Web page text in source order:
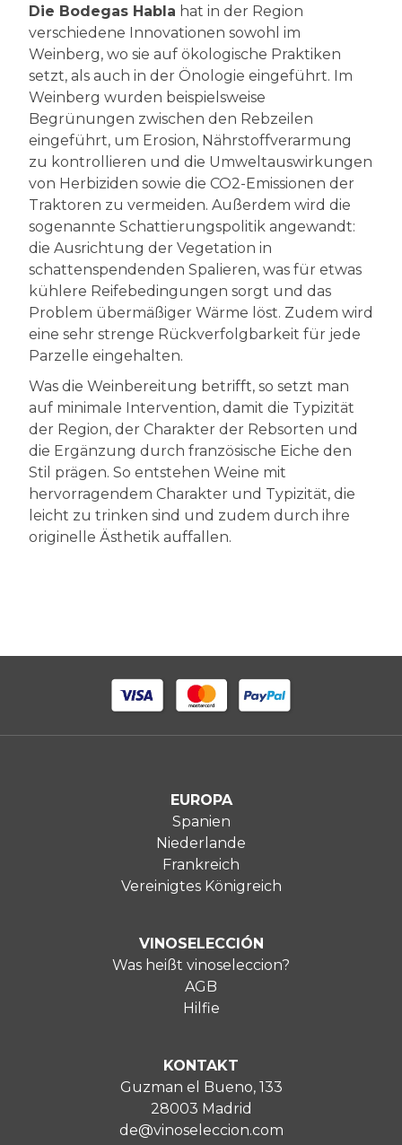
Die Bodegas Habla hat in der Region
verschiedene Innovationen sowohl im
Weinberg, wo sie auf ökologische Praktiken
setzt, als auch in der Önologie eingeführt. Im
Weinberg wurden beispielsweise
Begrünungen zwischen den Rebzeilen
eingeführt, um Erosion, Nährstoffverarmung
zu kontrollieren und die Umweltauswirkungen
von Herbiziden sowie die CO2-Emissionen der
Traktoren zu vermeiden. Außerdem wird die
sogenannte Schattierungspolitik angewandt:
die Ausrichtung der Vegetation in
schattenspendenden Spalieren, was für etwas
kühlere Reifebedingungen sorgt und das
Problem übermäßiger Wärme löst. Zudem wird
eine sehr strenge Rückverfolgbarkeit für jede
Parzelle eingehalten.
Was die Weinbereitung betrifft, so setzt man
auf minimale Intervention, damit die Typizität
der Region, der Charakter der Rebsorten und
die Ergänzung durch französische Eiche den
Stil prägen. So entstehen Weine mit
hervorragendem Charakter und Typizität, die
leicht zu trinken sind und zudem durch ihre
originelle Ästhetik auffallen.
EUROPA
Spanien
Niederlande
Frankreich
Vereinigtes Königreich
VINOSELECCIÓN
Was heißt vinoseleccion?
AGB
Hilfie
KONTAKT
Guzman el Bueno, 133
28003 Madrid
de@vinoseleccion.com